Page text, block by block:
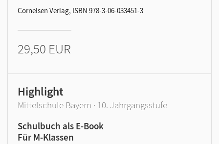
Cornelsen Verlag, ISBN 978-3-06-033451-3
29,50 EUR
Highlight
Mittelschule Bayern · 10. Jahrgangsstufe
Schulbuch als E-Book
Für M-Klassen